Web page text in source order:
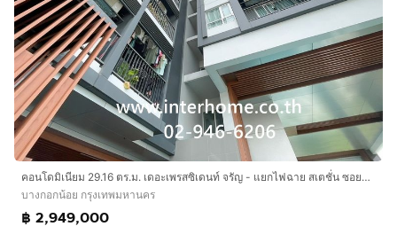
คอนโดมิเนียม 29.16 ตร.ม. เดอะเพรสซิเดนท์ จรัญ - แยกไฟฉาย สเตชั่น ซอยจรัญสนิทวงศ์31-1 ถนนจรัญสนิทวงศ์ เขตบางกอกน้อย กรุงเทพมหานคร
บางกอกน้อย กรุงเทพมหานคร
฿ 2,949,000